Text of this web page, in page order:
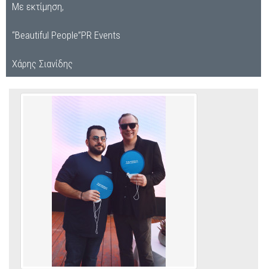
Με εκτίμηση,
“Beautiful People”PR Events
Χάρης Σιανίδης